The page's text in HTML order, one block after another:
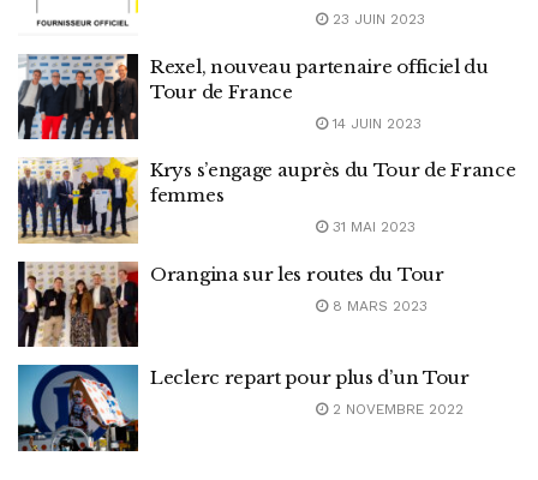
23 JUIN 2023
Rexel, nouveau partenaire officiel du
Tour de France
14 JUIN 2023
Krys s’engage auprès du Tour de France
femmes
31 MAI 2023
Orangina sur les routes du Tour
8 MARS 2023
Leclerc repart pour plus d’un Tour
2 NOVEMBRE 2022